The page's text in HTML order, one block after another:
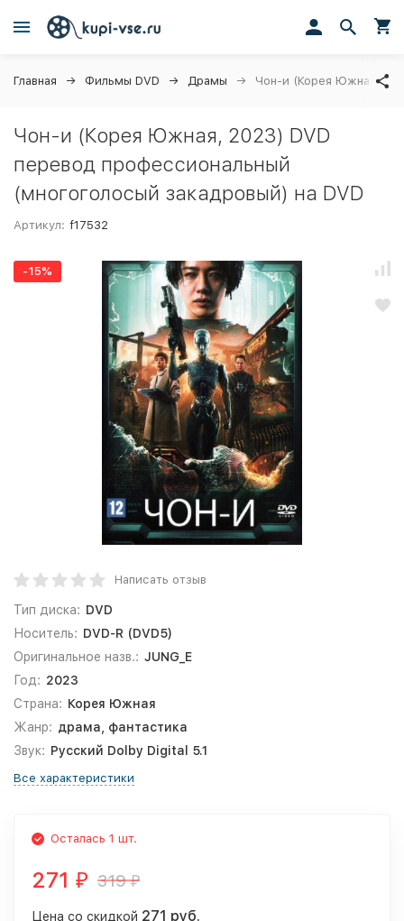
Главная Фильмы DVD Драмы Чон-и (Корея Южная,
Чон-и (Корея Южная, 2023) DVD
перевод профессиональный
(многоголосый закадровый) на DVD
Артикул: f17532
-15%
Написать отзыв
Тип диска: DVD
Носитель: DVD-R (DVD5)
Оригинальное назв.: JUNG_E
Год: 2023
Страна: Корея Южная
Жанр: драма, фантастика
Звук: Русский Dolby Digital 5.1
Все характеристики
Осталась 1 шт.
271 ₽ 319₽
Цена со скидкой 271 руб.